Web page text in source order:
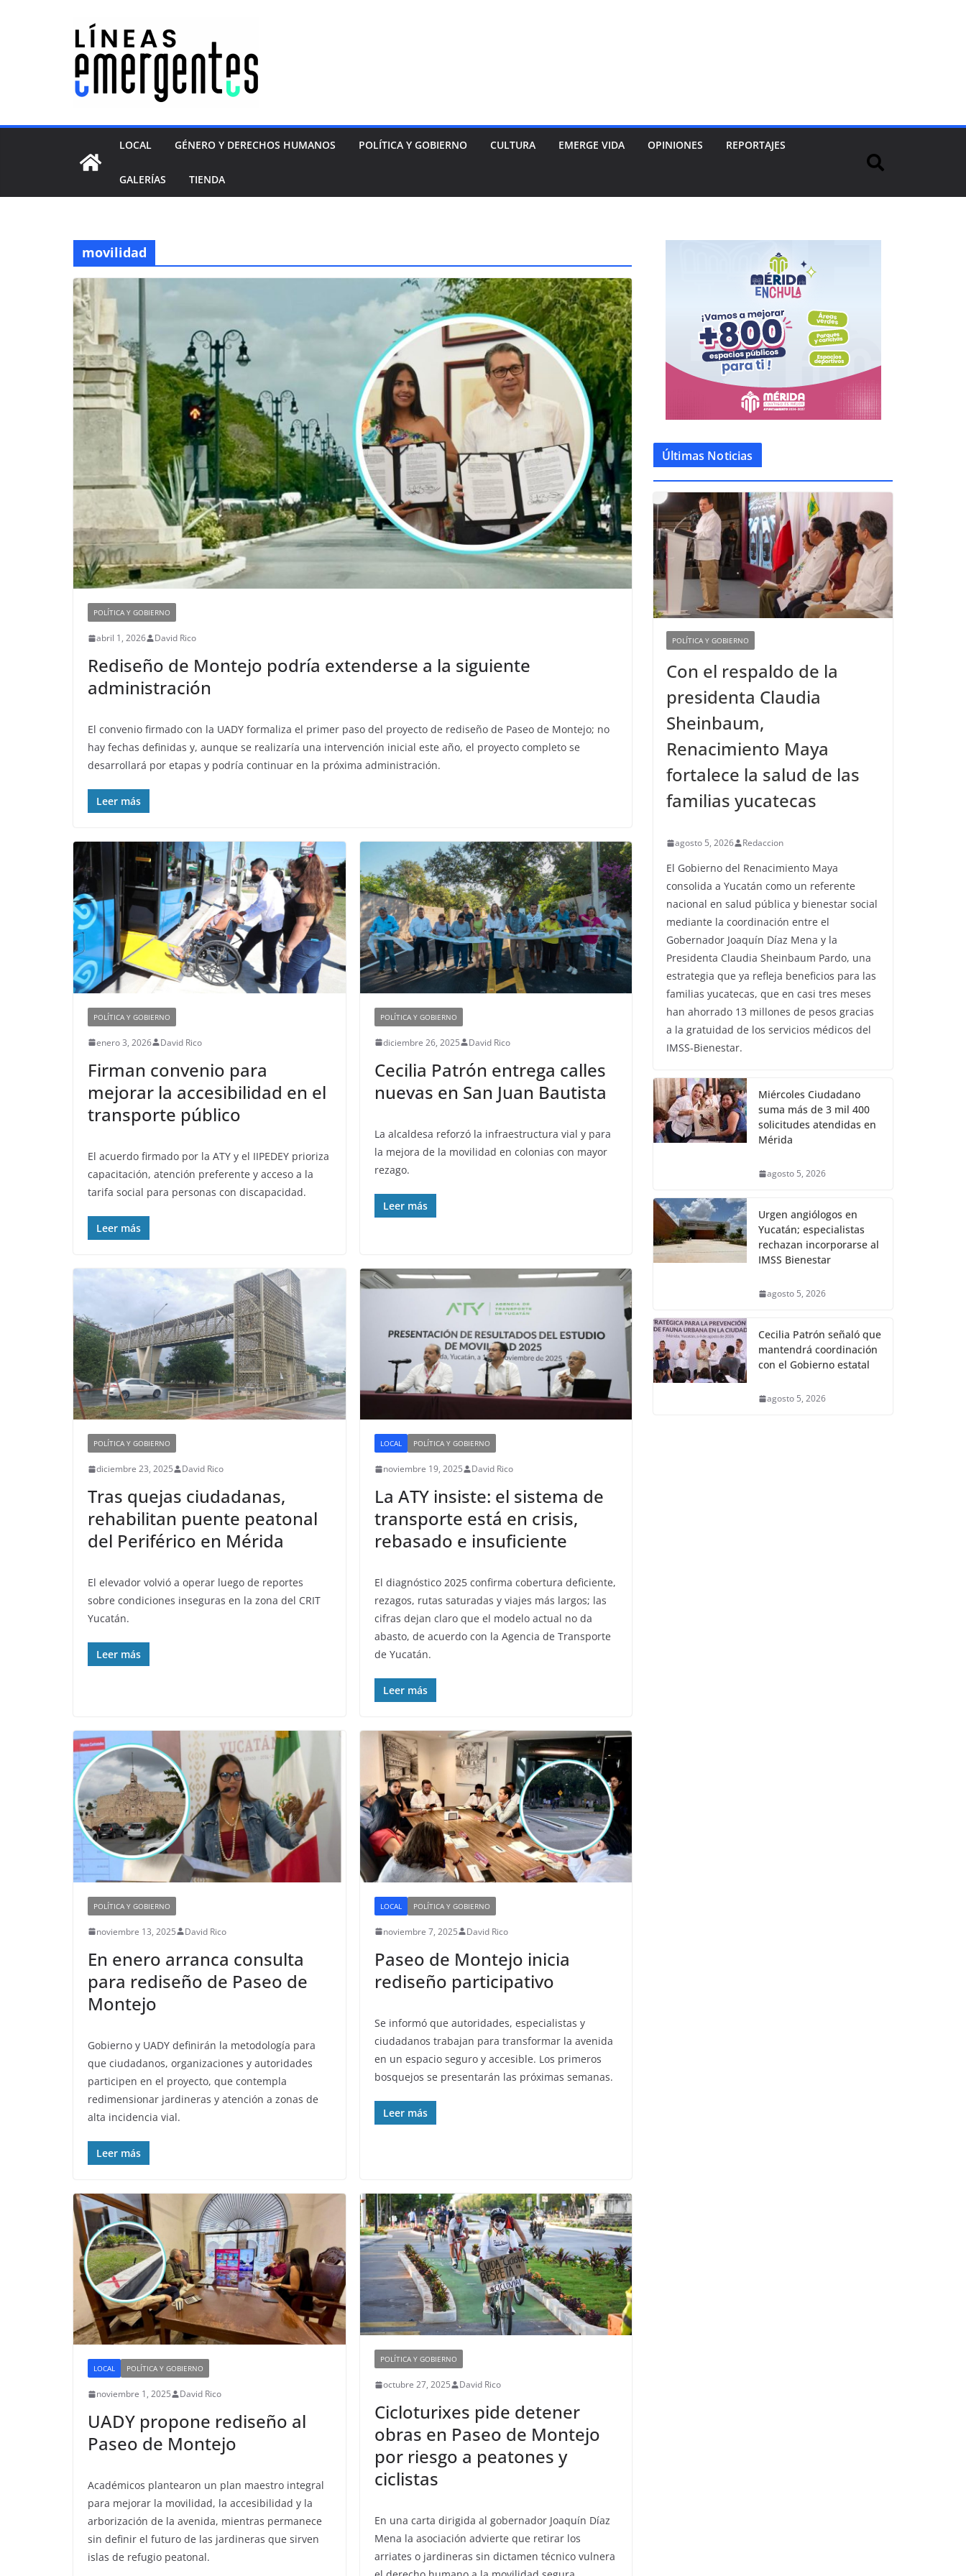
LOCAL GÉNERO Y DERECHOS HUMANOS POLÍTICA Y GOBIERNO CULTURA EMERGE VIDA OPINIONES REPORTAJES
GALERÍAS TIENDA
movilidad
POLÍTICA Y GOBIERNO
abril 1, 2026 David Rico
Rediseño de Montejo podría extenderse a la siguiente
administración
El convenio firmado con la UADY formaliza el primer paso del proyecto de rediseño de Paseo de Montejo; no
hay fechas definidas y, aunque se realizaría una intervención inicial este año, el proyecto completo se
desarrollará por etapas y podría continuar en la próxima administración.
Leer más
POLÍTICA Y GOBIERNO
enero 3, 2026 David Rico
Firman convenio para
mejorar la accesibilidad en el
transporte público
El acuerdo firmado por la ATY y el IIPEDEY prioriza
capacitación, atención preferente y acceso a la
tarifa social para personas con discapacidad.
Leer más
POLÍTICA Y GOBIERNO
diciembre 26, 2025 David Rico
Cecilia Patrón entrega calles
nuevas en San Juan Bautista
La alcaldesa reforzó la infraestructura vial y para
la mejora de la movilidad en colonias con mayor
rezago.
Leer más
POLÍTICA Y GOBIERNO
diciembre 23, 2025 David Rico
Tras quejas ciudadanas,
rehabilitan puente peatonal
del Periférico en Mérida
El elevador volvió a operar luego de reportes
sobre condiciones inseguras en la zona del CRIT
Yucatán.
Leer más
LOCAL POLÍTICA Y GOBIERNO
noviembre 19, 2025 David Rico
La ATY insiste: el sistema de
transporte está en crisis,
rebasado e insuficiente
El diagnóstico 2025 confirma cobertura deficiente,
rezagos, rutas saturadas y viajes más largos; las
cifras dejan claro que el modelo actual no da
abasto, de acuerdo con la Agencia de Transporte
de Yucatán.
Leer más
POLÍTICA Y GOBIERNO
noviembre 13, 2025 David Rico
En enero arranca consulta
para rediseño de Paseo de
Montejo
Gobierno y UADY definirán la metodología para
que ciudadanos, organizaciones y autoridades
participen en el proyecto, que contempla
redimensionar jardineras y atención a zonas de
alta incidencia vial.
Leer más
LOCAL POLÍTICA Y GOBIERNO
noviembre 7, 2025 David Rico
Paseo de Montejo inicia
rediseño participativo
Se informó que autoridades, especialistas y
ciudadanos trabajan para transformar la avenida
en un espacio seguro y accesible. Los primeros
bosquejos se presentarán las próximas semanas.
Leer más
LOCAL POLÍTICA Y GOBIERNO
noviembre 1, 2025 David Rico
UADY propone rediseño al
Paseo de Montejo
Académicos plantearon un plan maestro integral
para mejorar la movilidad, la accesibilidad y la
arborización de la avenida, mientras permanece
sin definir el futuro de las jardineras que sirven
islas de refugio peatonal.
POLÍTICA Y GOBIERNO
octubre 27, 2025 David Rico
Cicloturixes pide detener
obras en Paseo de Montejo
por riesgo a peatones y
ciclistas
En una carta dirigida al gobernador Joaquín Díaz
Mena la asociación advierte que retirar los
arriates o jardineras sin dictamen técnico vulnera
Últimas Noticias
POLÍTICA Y GOBIERNO
Con el respaldo de la
presidenta Claudia
Sheinbaum,
Renacimiento Maya
fortalece la salud de las
familias yucatecas
agosto 5, 2026 Redaccion
El Gobierno del Renacimiento Maya
consolida a Yucatán como un referente
nacional en salud pública y bienestar social
mediante la coordinación entre el
Gobernador Joaquín Díaz Mena y la
Presidenta Claudia Sheinbaum Pardo, una
estrategia que ya refleja beneficios para las
familias yucatecas, que en casi tres meses
han ahorrado 13 millones de pesos gracias
a la gratuidad de los servicios médicos del
IMSS-Bienestar.
Miércoles Ciudadano
suma más de 3 mil 400
solicitudes atendidas en
Mérida
agosto 5, 2026
Urgen angiólogos en
Yucatán; especialistas
rechazan incorporarse al
IMSS Bienestar
agosto 5, 2026
Cecilia Patrón señaló que
mantendrá coordinación
con el Gobierno estatal
agosto 5, 2026